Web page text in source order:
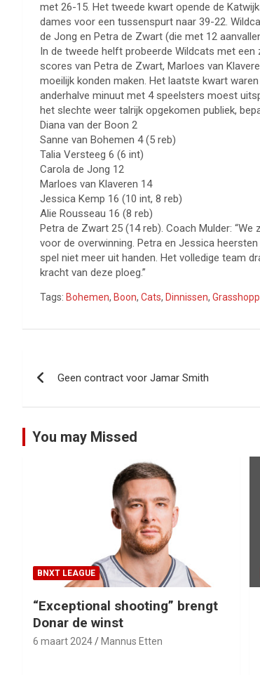
met 26-15. Het tweede kwart opende de
dames voor een tussenspurt naar 39-22.
de Jong en Petra de Zwart (die met 12
In de tweede helft probeerde Wildcats met
scores van Petra de Zwart, Marloes van
moeilijk konden maken. Het laatste kwart
anderhalve minuut met 4 speelsters moest
het slechte weer talrijk opgekomen publiek,
Diana van der Boon 2
Sanne van Bohemen 4 (5 reb)
Talia Versteeg 6 (6 int)
Carola de Jong 12
Marloes van Klaveren 14
Jessica Kemp 16 (10 int, 8 reb)
Alie Rousseau 16 (8 reb)
Petra de Zwart 25 (14 reb). Coach Mulder:
voor de overwinning. Petra en Jessica
spel niet meer uit handen. Het volledige team
kracht van deze ploeg.”
Tags: Bohemen, Boon, Cats, Dinnissen,
navigatie
Geen contract voor Jamar Smith
You may Missed
BNXT LEAGUE
“Exceptional shooting” brengt
Donar de winst
6 maart 2024 Mannus Etten